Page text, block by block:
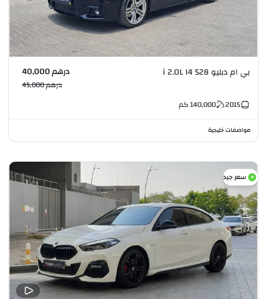
بي ام دبليو 528 i 2.0L I4 درهم 40,000
درهم 45,000
2015
140,000كم
مواصفات خليجية
سعر جيد